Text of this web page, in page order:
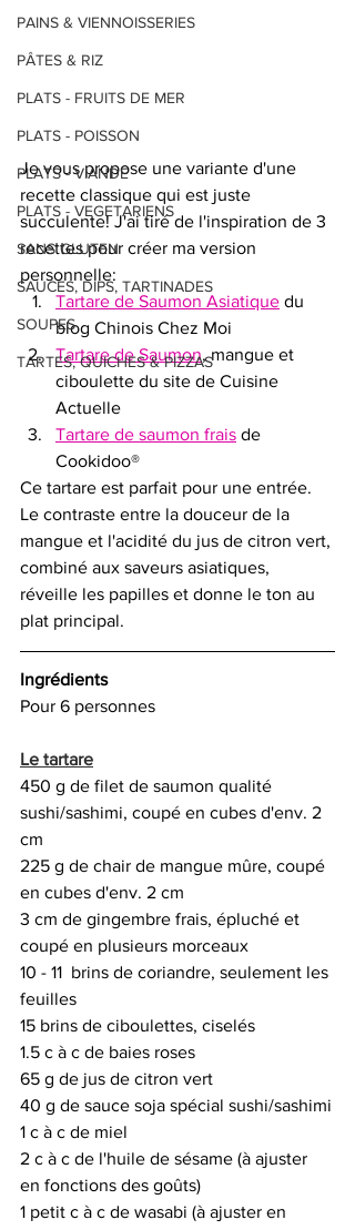
PAINS & VIENNOISSERIES
PÂTES & RIZ
PLATS - FRUITS DE MER
PLATS - POISSON
PLATS - VIANDE
PLATS - VEGETARIENS
SANS GLUTEN
SAUCES, DIPS, TARTINADES
SOUPES
TARTES, QUICHES & PIZZAS
Je vous propose une variante d'une
recette classique qui est juste
succulente! J'ai tiré de l'inspiration de 3
recettes pour créer ma version
personnelle:
Tartare de Saumon Asiatique du
blog Chinois Chez Moi
Tartare de Saumon, mangue et
ciboulette du site de Cuisine
Actuelle
Tartare de saumon frais de
Cookidoo®
Ce tartare est parfait pour une entrée.
Le contraste entre la douceur de la
mangue et l'acidité du jus de citron vert,
combiné aux saveurs asiatiques,
réveille les papilles et donne le ton au
plat principal.
Ingrédients
Pour 6 personnes
Le tartare
450 g de filet de saumon qualité
sushi/sashimi, coupé en cubes d'env. 2
cm
225 g de chair de mangue mûre, coupé
en cubes d'env. 2 cm
3 cm de gingembre frais, épluché et
coupé en plusieurs morceaux
10 - 11  brins de coriandre, seulement les
feuilles
15 brins de ciboulettes, ciselés
1.5 c à c de baies roses
65 g de jus de citron vert
40 g de sauce soja spécial sushi/sashimi
1 c à c de miel
2 c à c de l'huile de sésame (à ajuster
en fonctions des goûts)
1 petit c à c de wasabi (à ajuster en